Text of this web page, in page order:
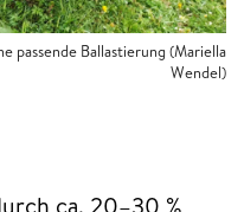
passende Ballastierung (Mariella
Wendel)
ca. 20–30 %